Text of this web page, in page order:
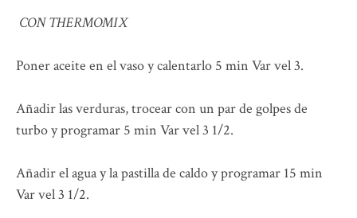
CON THERMOMIX
Poner aceite en el vaso y calentarlo 5 min Var vel 3.
Añadir las verduras, trocear con un par de golpes de
turbo y programar 5 min Var vel 3 1/2.
Añadir el agua y la pastilla de caldo y programar 15 min
Var vel 3 1/2.